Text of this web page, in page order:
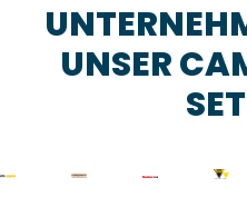
UNSER